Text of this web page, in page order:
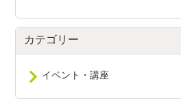
カテゴリー
イベント・講座